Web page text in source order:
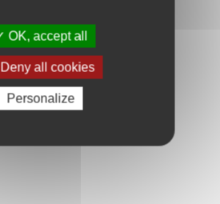
OK, accept all
Deny all cookies
Personalize